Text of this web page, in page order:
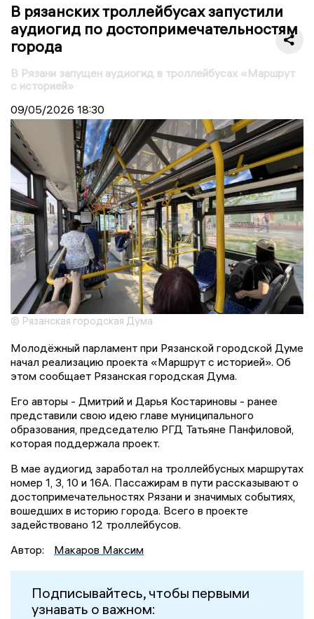
В рязанских троллейбусах запустили
аудиогид по достопримечательностям
города
В Рязани запущен аудиогид в троллейбусах «Маршрут
с историей»
09/05/2026 18:30
© Рязанская городская Дума
Молодёжный парламент при Рязанской городской Думе
начал реализацию проекта «Маршрут с историей». Об
этом сообщает Рязанская городская Дума.
Его авторы - Дмитрий и Дарья Костариновы - ранее
представили свою идею главе муниципального
образования, председателю РГД Татьяне Панфиловой,
которая поддержала проект.
В мае аудиогид заработал на троллейбусных маршрутах
номер 1, 3, 10 и 16А. Пассажирам в пути рассказывают о
достопримечательностях Рязани и значимых событиях,
вошедших в историю города. Всего в проекте
задействовано 12 троллейбусов.
Автор:
Макаров Максим
Подписывайтесь, чтобы первыми
узнавать о важном: